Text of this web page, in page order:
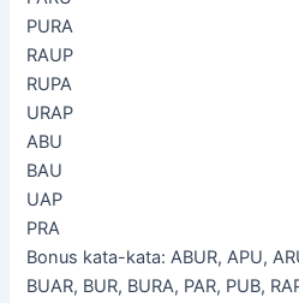
PURA
RAUP
RUPA
URAP
ABU
BAU
UAP
PRA
Bonus kata-kata: ABUR, APU,
BUAR, BUR, BURA, PAR, PUB,